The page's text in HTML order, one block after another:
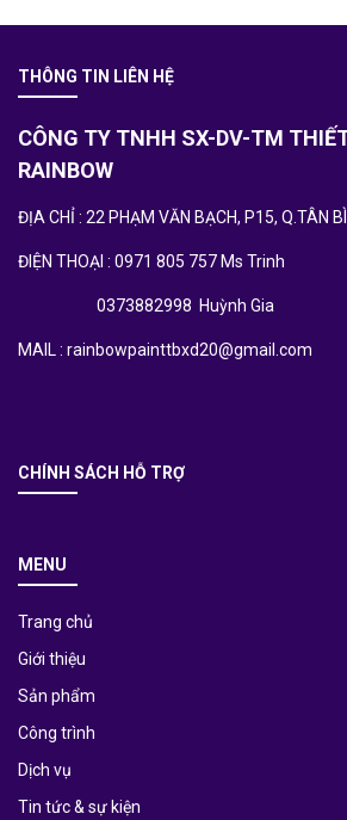
THÔNG TIN LIÊN HỆ
CÔNG TY TNHH SX-DV-TM
RAINBOW
ĐỊA CHỈ : 22 PHẠM VĂN BẠCH, P15, Q.TÂN
ĐIỆN THOẠI : 0971 805 757 Ms Trinh
0373882998 Huỳnh Gia
MAIL : rainbowpainttbxd20@gmail.com
CHÍNH SÁCH HỖ TRỢ
MENU
Trang chủ
Giới thiệu
Sản phẩm
Công trình
Dịch vụ
Tin tức & sự kiện